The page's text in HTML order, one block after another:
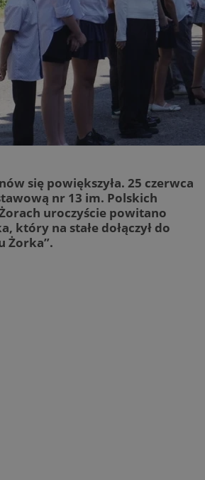
się powiększyła. 25 czerwca
nr 13 im. Polskich
uroczyście powitano
który na stałe dołączył do
Żorka”.